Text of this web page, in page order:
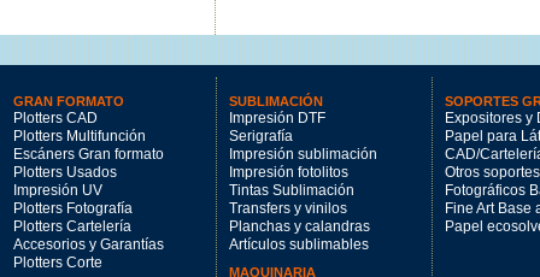
GRAN FORMATO
Plotters CAD
Plotters Multifunción
Escáners Gran formato
Plotters Usados
Impresión UV
Plotters Fotografía
Plotters Cartelería
Accesorios y Garantías
Plotters Corte
SUBLIMACIÓN
Impresión DTF
Serigrafía
Impresión sublimación
Impresión fotolitos
Tintas Sublimación
Transfers y vinilos
Planchas y calandras
Artículos sublimables
MAQUINARIA
SOPORTES
Expositores y
Papel para
CAD/
Otros soportes
Fotográficos
Fine Art Base
Papel